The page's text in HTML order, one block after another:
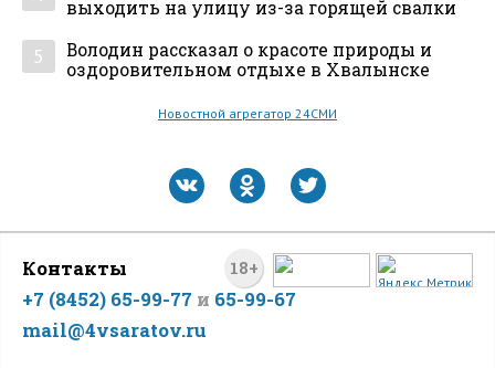
выходить на улицу из-за горящей свалки
5
Володин рассказал о красоте природы и
оздоровительном отдыхе в Хвалынске
Новостной агрегатор 24СМИ
18+
Контакты
+7 (8452) 65-99-77 и 65-99-67
mail@4vsaratov.ru